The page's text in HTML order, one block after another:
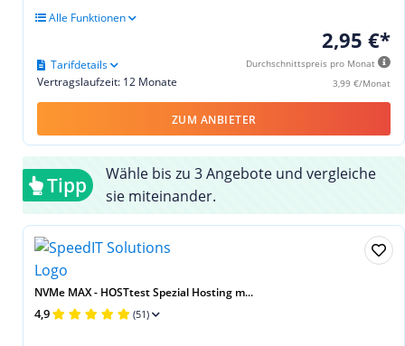
Alle Funktionen
2,95 €*
Durchschnittspreis pro Monat
3,99 €/Monat
Vertragslaufzeit: 12 Monate
Tarifdetails
ZUM ANBIETER
Tipp
Wähle bis zu 3 Angebote und vergleiche
sie miteinander.
NVMe MAX - HOSTtest Spezial Hosting m...
4,9 (51)